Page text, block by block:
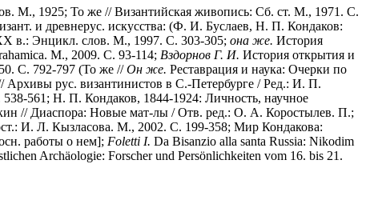
М., 1925; То же // Византийская живопись: Сб. ст. М., 1971. С.
и древнерус. искусства: (Ф. И. Буслаев, Н. П. Кондаков:
в.: Энцикл. слов. М., 1997. С. 303-305; она же. История
М., 2009. С. 93-114; Вздорнов Г. И. История открытия и
С. 792-797 (То же //Он же. Реставрация и наука: Очерки по
рус. византинистов в С.-Петербурге / Ред.: И. П.
561; Н. П. Кондаков, 1844-1924: Личность, научное
// Диаспора: Новые мат-лы / Отв. ред.: О. А. Коростылев. П.;
И. Л. Кызласова. М., 2002. С. 199-358; Мир Кондакова:
работы о нем]; Foletti I. Da Bisanzio alla santa Russia: Nikodim
Archäologie: Forscher und Persönlichkeiten vom 16. bis 21.